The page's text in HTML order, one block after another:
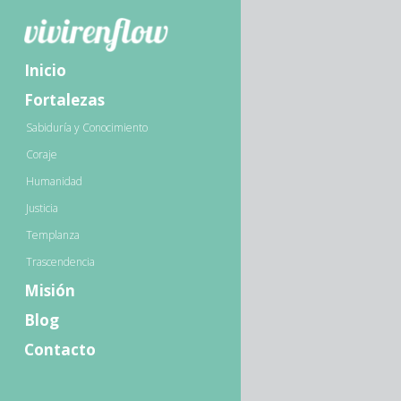
Inicio
Fortalezas
Sabiduría y Conocimiento
Coraje
Humanidad
Justicia
Templanza
Trascendencia
Misión
Blog
Contacto